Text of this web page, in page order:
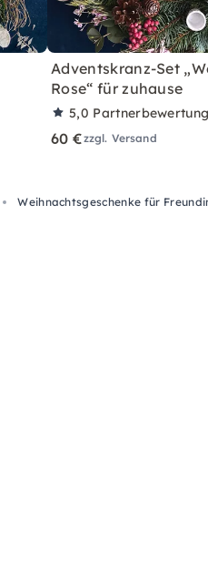
Adventskranz-Set
Rose“ für zuhause
5,0 Partnerbewertung
60 €zzgl. Versand
Weihnachtsgeschenke für